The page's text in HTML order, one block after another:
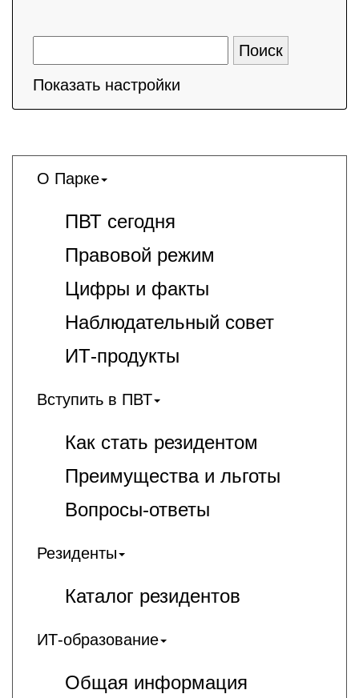
Показать настройки
О Парке
ПВТ сегодня
Правовой режим
Цифры и факты
Наблюдательный совет
ИТ-продукты
Вступить в ПВТ
Как стать резидентом
Преимущества и льготы
Вопросы-ответы
Резиденты
Каталог резидентов
ИТ-образование
Общая информация